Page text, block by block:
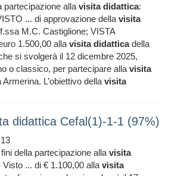
partecipazione allavisita didattica:
... di approvazione dellavisita
M.C. Castiglione; VISTA
1.500,00 allavisita didatticadella
si svolgerà il 12 dicembre 2025,
o classico, per partecipare allavisita
L’obiettivo dellavisita
didattica Cefal(1)-1-1 (97%)
della partecipazione allavisita
... di € 1.100,00 allavisita